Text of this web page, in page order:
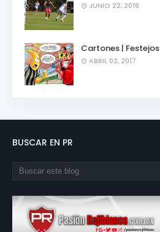
JUNIO 22, 2019
Cartones | Festejos
ABRIL 02, 2017
BUSCAR EN PR